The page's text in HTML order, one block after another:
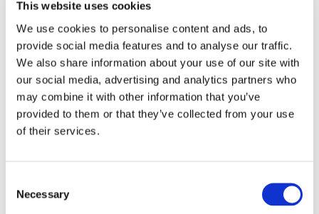
This website uses cookies
We use cookies to personalise content and ads, to
provide social media features and to analyse our traffic.
We also share information about your use of our site with
our social media, advertising and analytics partners who
may combine it with other information that you’ve
provided to them or that they’ve collected from your use
of their services.
Selection
Necessary
Tallink lyfter halvåret trots